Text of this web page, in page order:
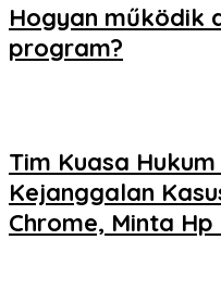
Hogyan működik
program?
Tim Kuasa
Kejanggalan
Chrome, Minta